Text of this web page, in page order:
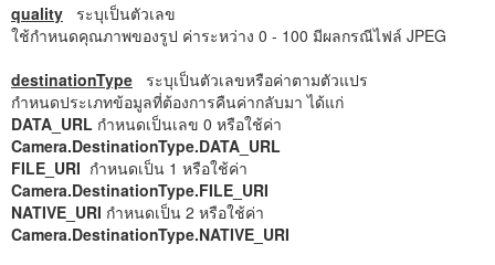
quality ระบุเป็นตัวเลข
ใช้กำหนดคุณภาพของรูป ค่าระหว่าง 0 - 100 มีผลกรณีไฟล์ JPEG
destinationType ระบุเป็นตัวเลขหรือค่าตามตัวแปร
กำหนดประเภทข้อมูลที่ต้องการคืนค่ากลับมา ได้แก่
DATA_URL กำหนดเป็นเลข 0 หรือใช้ค่า
Camera.DestinationType.DATA_URL
FILE_URI กำหนดเป็น 1 หรือใช้ค่า
Camera.DestinationType.FILE_URI
NATIVE_URI กำหนดเป็น 2 หรือใช้ค่า
Camera.DestinationType.NATIVE_URI